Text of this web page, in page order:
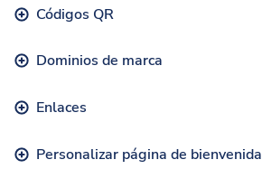
Códigos QR
Dominios de marca
Enlaces
Personalizar página de bienvenida